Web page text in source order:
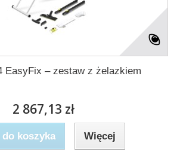
EasyFix – zestaw z żelazkiem
2 867,13 zł
do koszyka Więcej